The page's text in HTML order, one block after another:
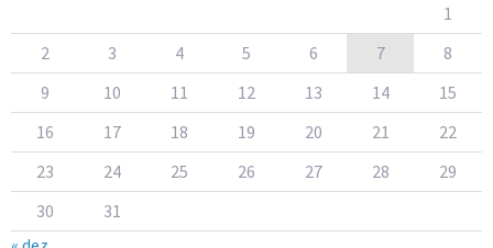
1
2
3 4 5 6 7
8
9
10 11 12 13 14
15
16
17 18 19 20 21
22
23
24 25 26 27 28
29
30
31